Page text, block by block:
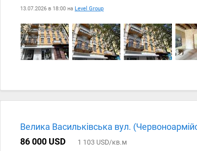
інвестиційного проєкту. Житло потребує ремонту, що дає
відповідно до власних побажань та дизайнерських
окремі кімнати; • роздільне планування; • квартира під
понад 3 роки; • престижна локація в історичному центрі
Українських Героїв»; • у пішій доступності ресторани,
інфраструктура. Чудовий варіант як для власного
потенціалом орендного доходу.
13.07.2026 в 18:00 на Level Group
Велика Васильківська вул.
86 000 USD
1 103 USD/кв.м